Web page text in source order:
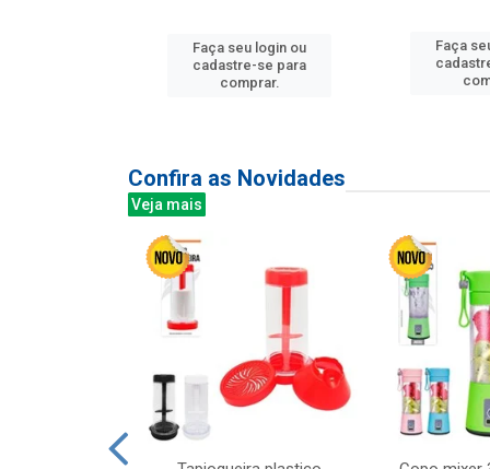
Faça seu login ou
cadastre-se para
comprar.
Faça
Confira as Novidades
Veja mais